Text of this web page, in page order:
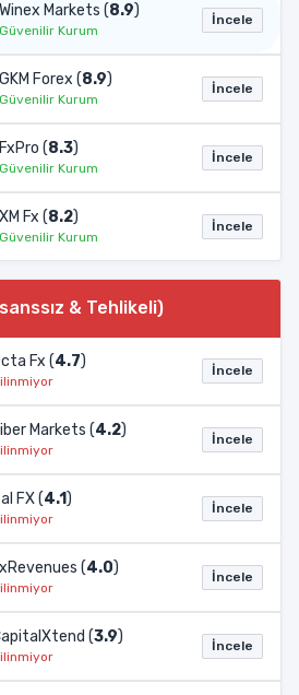
Winex Markets (8.9)
Güvenilir Kurum
İncele
GKM Forex (8.9)
Güvenilir Kurum
İncele
FxPro (8.3)
Güvenilir Kurum
İncele
XM Fx (8.2)
Güvenilir Kurum
İncele
& Tehlikeli)
Fx (4.7) İncele
Markets (4.2) İncele
FX (4.1) İncele
(4.0) İncele
(3.9) İncele